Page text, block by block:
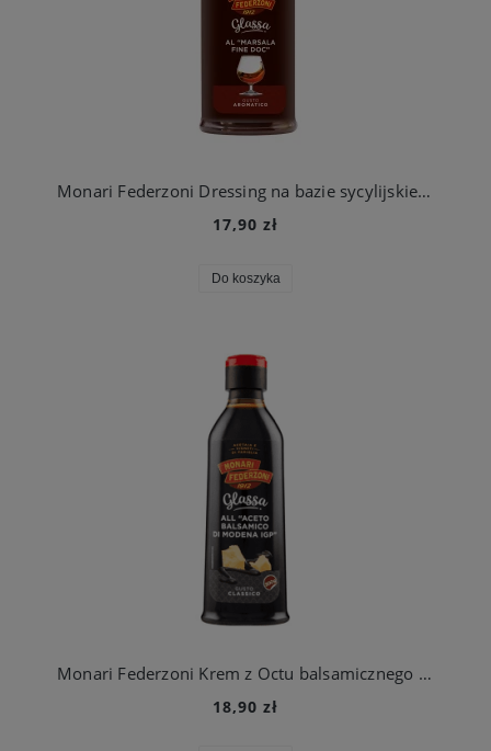
Monari Federzoni Dressing na bazie sycylijskiego wina MARSALA DOC 200 ml
17,90 zł
Do koszyka
Monari Federzoni Krem z Octu balsamicznego Aceto Balsamico Di Modena IGP 300g/250ml
18,90 zł